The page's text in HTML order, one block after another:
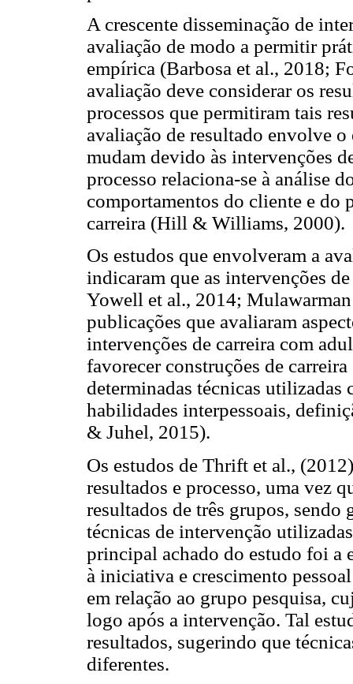
A crescente disseminação de
avaliação de modo a permitir
empírica (Barbosa et al., 2018;
avaliação deve considerar os
processos que permitiram tais
avaliação de resultado envolve
mudam devido às intervenções
processo relaciona-se à análise
comportamentos do cliente e do
carreira (Hill & Williams, 2000).
Os estudos que envolveram a
indicaram que as intervenções
Yowell et al., 2014;
publicações que avaliaram
intervenções de carreira com
favorecer construções de
determinadas técnicas
habilidades interpessoais,
& Juhel, 2015).
Os estudos de Thrift et al.,
resultados e processo, uma vez
resultados de três grupos,
técnicas de intervenção
principal achado do estudo foi a
à iniciativa e crescimento
em relação ao grupo pesquisa,
logo após a intervenção. Tal
resultados, sugerindo que
diferentes.